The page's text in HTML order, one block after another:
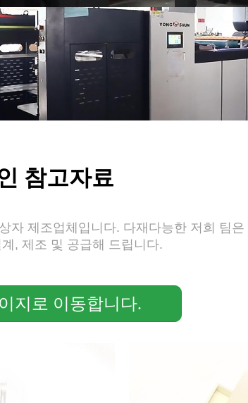
참고자료
제조업체입니다. 다재다능한 저희 팀
, 제조 및 공급해 드립니다.
지로 이동합니다.